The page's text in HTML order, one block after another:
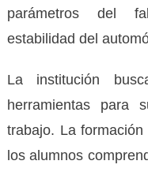
parámetros del
estabilidad del
La institución
herramientas para
trabajo. La
los alumnos